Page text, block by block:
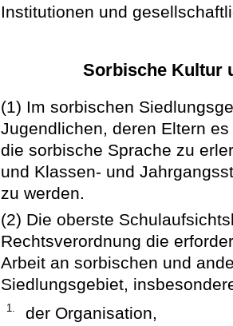
Institutionen und
Sorbische Kultur
(1) Im sorbischen
Jugendlichen, deren Eltern
die sorbische Sprache zu
und Klassen- und
zu werden.
(2) Die oberste
Rechtsverordnung die
Arbeit an sorbischen und
Siedlungsgebiet,
1. der Organisation,